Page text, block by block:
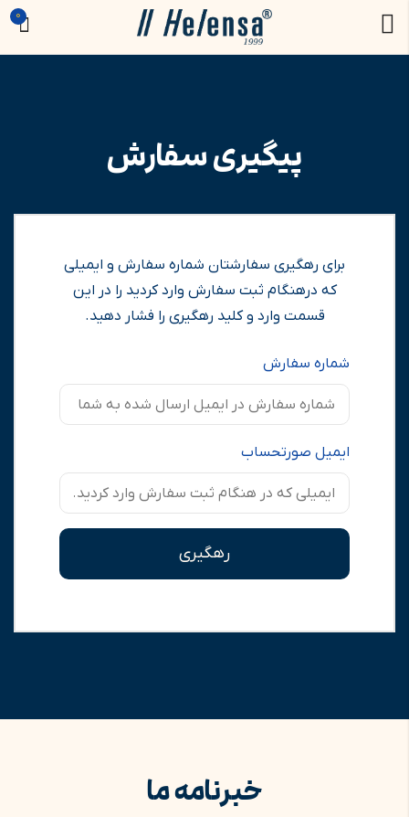
0
پیگیری سفارش
برای رهگیری سفارشتان شماره سفارش و ایمیلی
که درهنگام ثبت سفارش وارد کردید را در این
قسمت وارد و کلید رهگیری را فشار دهید.
شماره سفارش
ایمیل صورتحساب
رهگیری
خبرنامه ما